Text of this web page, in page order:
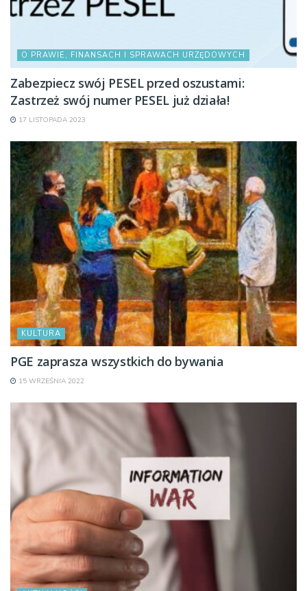
O PRAWIE, FINANSACH I SPRAWACH URZĘDOWYCH
Zabezpiecz swój PESEL przed oszustami:
Zastrzeż swój numer PESEL już działa!
17 LISTOPADA 2023
KULTURA
PGE zaprasza wszystkich do bywania
15 WRZEŚNIA 2022